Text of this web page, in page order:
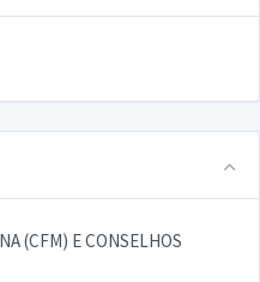
(CFM) E CONSELHOS